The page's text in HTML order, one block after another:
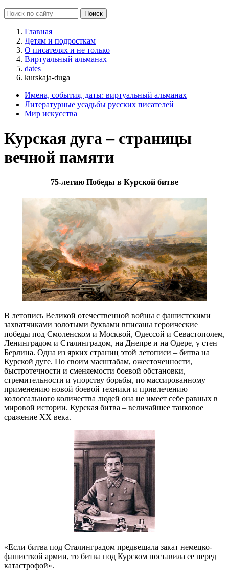
Главная
Детям и подросткам
О писателях и не только
Виртуальный альманах
dates
kurskaja-duga
Имена, события, даты: виртуальный альманах
Литературные усадьбы русских писателей
Мир искусства
Курская дуга – страницы
вечной памяти
75-летию Победы в Курской битве
В летопись Великой отечественной войны с фашистскими
захватчиками золотыми буквами вписаны героические
победы под Смоленском и Москвой, Одессой и Севастополем,
Ленинградом и Сталинградом, на Днепре и на Одере, у стен
Берлина. Одна из ярких страниц этой летописи – битва на
Курской дуге. По своим масштабам, ожесточенности,
быстротечности и сменяемости боевой обстановки,
стремительности и упорству борьбы, по массированному
применению новой боевой техники и привлечению
колоссального количества людей она не имеет себе равных в
мировой истории. Курская битва – величайшее танковое
сражение XX века.
«Если битва под Сталинградом предвещала закат немецко-
фашисткой армии, то битва под Курском поставила ее перед
катастрофой».